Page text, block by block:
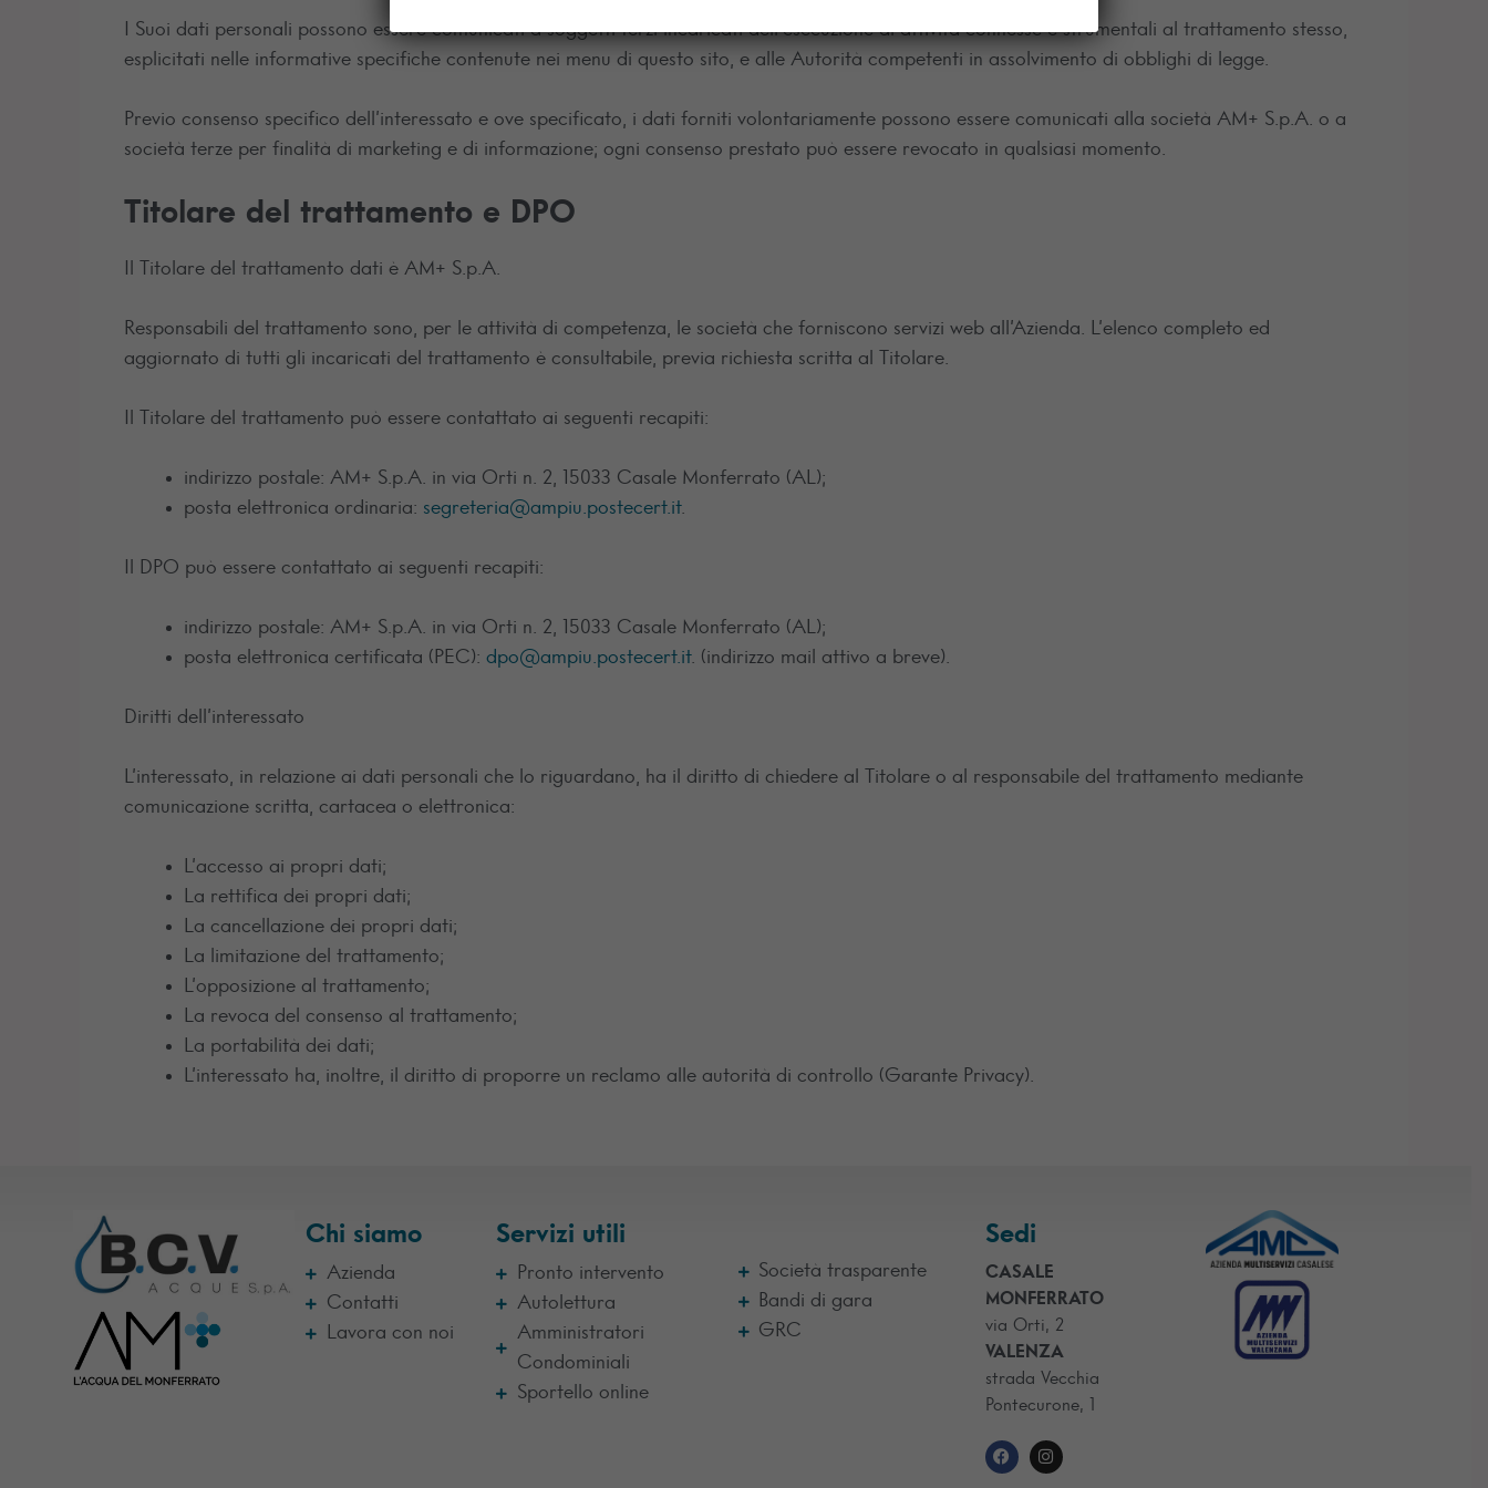
I Suoi dati personali possono essere comunicati a soggetti terzi incaricati dell’esecuzione di attività connesse e strumentali al trattamento stesso,
esplicitati nelle informative specifiche contenute nei menu di questo sito, e alle Autorità competenti in assolvimento di obblighi di legge.
Previo consenso specifico dell’interessato e ove specificato, i dati forniti volontariamente possono essere comunicati alla società AM+ S.p.A. o a
società terze per finalità di marketing e di informazione; ogni consenso prestato può essere revocato in qualsiasi momento.
Titolare del trattamento e DPO
Il Titolare del trattamento dati è AM+ S.p.A.
Responsabili del trattamento sono, per le attività di competenza, le società che forniscono servizi web all’Azienda. L’elenco completo ed
aggiornato di tutti gli incaricati del trattamento è consultabile, previa richiesta scritta al Titolare.
Il Titolare del trattamento può essere contattato ai seguenti recapiti:
indirizzo postale: AM+ S.p.A. in via Orti n. 2, 15033 Casale Monferrato (AL);
posta elettronica ordinaria: segreteria@ampiu.postecert.it.
Il DPO può essere contattato ai seguenti recapiti:
indirizzo postale: AM+ S.p.A. in via Orti n. 2, 15033 Casale Monferrato (AL);
posta elettronica certificata (PEC): dpo@ampiu.postecert.it. (indirizzo mail attivo a breve).
Diritti dell’interessato
L’interessato, in relazione ai dati personali che lo riguardano, ha il diritto di chiedere al Titolare o al responsabile del trattamento mediante
comunicazione scritta, cartacea o elettronica:
L’accesso ai propri dati;
La rettifica dei propri dati;
La cancellazione dei propri dati;
La limitazione del trattamento;
L’opposizione al trattamento;
La revoca del consenso al trattamento;
La portabilità dei dati;
L’interessato ha, inoltre, il diritto di proporre un reclamo alle autorità di controllo (Garante Privacy).
Chi siamo
Azienda
Contatti
Lavora con noi
Servizi utili
Pronto intervento
Autolettura
Amministratori
Condominiali
Sportello online
Società trasparente
Bandi di gara
GRC
Sedi
CASALE
MONFERRATO
via Orti, 2
VALENZA
strada Vecchia
Pontecurone, 1